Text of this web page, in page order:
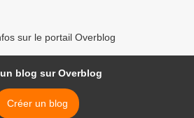
sur le portail Overblog
blog sur Overblog
Créer un blog